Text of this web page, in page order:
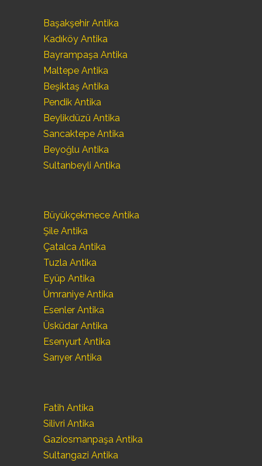
Başakşehir Antika
Kadıköy Antika
Bayrampaşa Antika
Maltepe Antika
Beşiktaş Antika
Pendik Antika
Beylikdüzü Antika
Sancaktepe Antika
Beyoğlu Antika
Sultanbeyli Antika
Büyükçekmece Antika
Şile Antika
Çatalca Antika
Tuzla Antika
Eyüp Antika
Ümraniye Antika
Esenler Antika
Üsküdar Antika
Esenyurt Antika
Sarıyer Antika
Fatih Antika
Silivri Antika
Gaziosmanpaşa Antika
Sultangazi Antika